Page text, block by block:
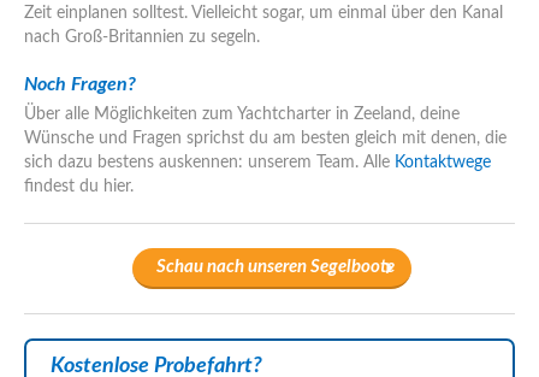
Zeit einplanen solltest. Vielleicht sogar, um einmal über den Kanal
nach Groß-Britannien zu segeln.
Noch Fragen?
Über alle Möglichkeiten zum Yachtcharter in Zeeland, deine
Wünsche und Fragen sprichst du am besten gleich mit denen, die
sich dazu bestens auskennen: unserem Team. Alle Kontaktwege
findest du hier.
Schau nach unseren Segelboote
Kostenlose Probefahrt?